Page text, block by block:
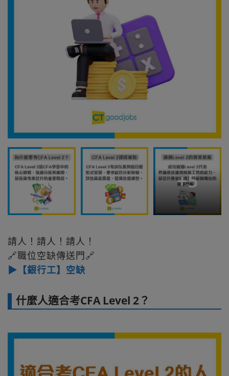
+5
請人！請人！請人！
🔗職位空缺傳送門🔗
▶【銀行工】空缺
什麼人適合考CFA Level 2？